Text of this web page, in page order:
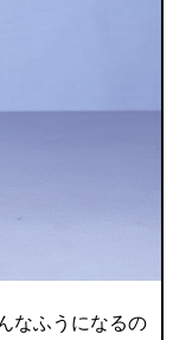
なふうになるの